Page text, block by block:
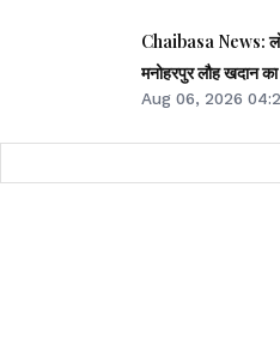
Chaibasa News:
मनोहरपुर लौह खदान का
Aug 06, 2026